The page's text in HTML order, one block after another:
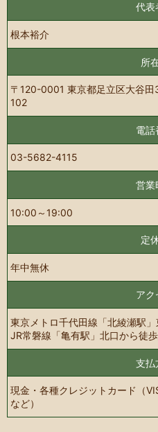
代表
根本裕介
所
〒120-0001 東京都足立区大谷
102
電話
03-5682-4115
営業
10:00～19:00
定
年中無休
アク
東京メトロ千代田線「北綾瀬駅
JR常磐線「亀有駅」北口から徒
支払
現金・各種クレジットカード（
など）